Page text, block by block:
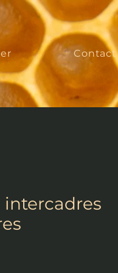
Contact
intercadres